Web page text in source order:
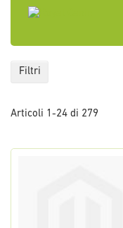
Articoli 1 -24 di 279
Filtri